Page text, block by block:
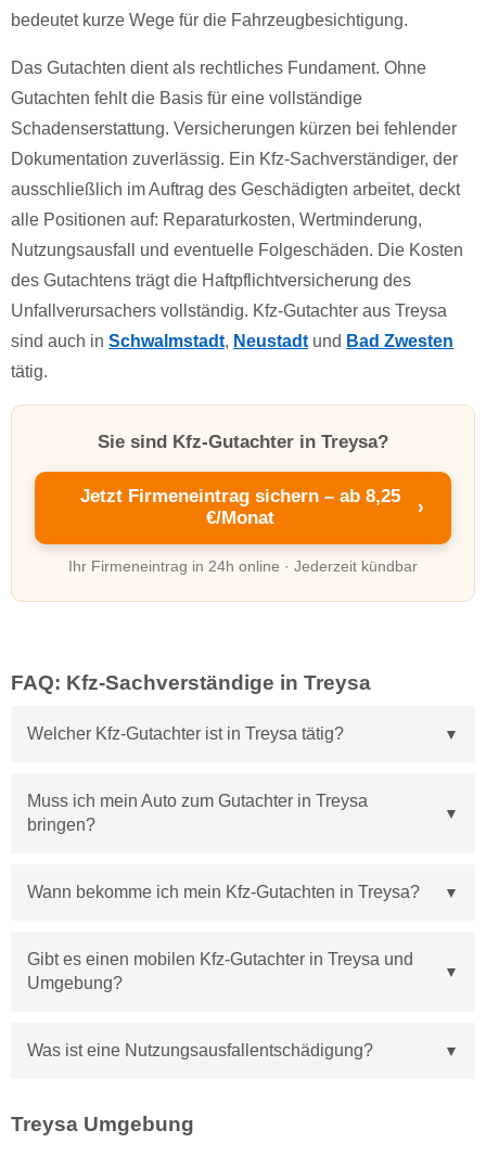
bedeutet kurze Wege für die Fahrzeugbesichtigung.
Das Gutachten dient als rechtliches Fundament. Ohne
Gutachten fehlt die Basis für eine vollständige
Schadenserstattung. Versicherungen kürzen bei fehlender
Dokumentation zuverlässig. Ein Kfz-Sachverständiger, der
ausschließlich im Auftrag des Geschädigten arbeitet, deckt
alle Positionen auf: Reparaturkosten, Wertminderung,
Nutzungsausfall und eventuelle Folgeschäden. Die Kosten
des Gutachtens trägt die Haftpflichtversicherung des
Unfallverursachers vollständig. Kfz-Gutachter aus Treysa
sind auch in Schwalmstadt, Neustadt und Bad Zwesten
tätig.
Sie sind Kfz-Gutachter in Treysa?
Jetzt Firmeneintrag sichern – ab 8,25
€/Monat
›
Ihr Firmeneintrag in 24h online · Jederzeit kündbar
FAQ: Kfz-Sachverständige in Treysa
Welcher Kfz-Gutachter ist in Treysa tätig?
Muss ich mein Auto zum Gutachter in Treysa
bringen?
Wann bekomme ich mein Kfz-Gutachten in Treysa?
Gibt es einen mobilen Kfz-Gutachter in Treysa und
Umgebung?
Was ist eine Nutzungsausfallentschädigung?
Treysa Umgebung